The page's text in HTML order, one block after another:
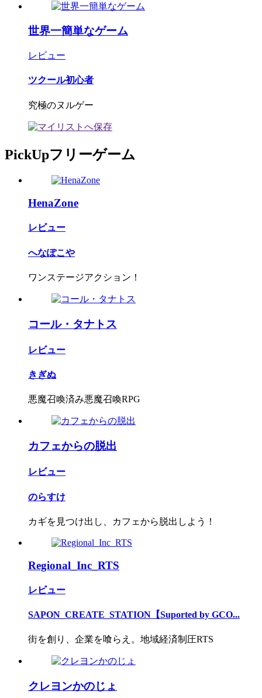
世界一簡単なゲーム
レビュー
ツクール初心者
究極のヌルゲー
PickUpフリーゲーム
HenaZone
レビュー
へなぽこや
ワンステージアクション！
コール・タナトス
レビュー
きぎぬ
悪魔召喚済み悪魔召喚RPG
カフェからの脱出
レビュー
のらすけ
カギを見つけ出し、カフェから脱出しよう！
Regional_Inc_RTS
レビュー
SAPON_CREATE_STATION【Suported by GCO...
街を創り、企業を喰らえ。地域経済制圧RTS
クレヨンかのじょ